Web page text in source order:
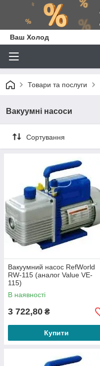
Ваш Холод
Товари та послуги
Вакуумні насоси
Сортування
Вакуумний насос RefWorld
RW-115 (аналог Value VE-
115)
В наявності
3 722,80 ₴
Купити